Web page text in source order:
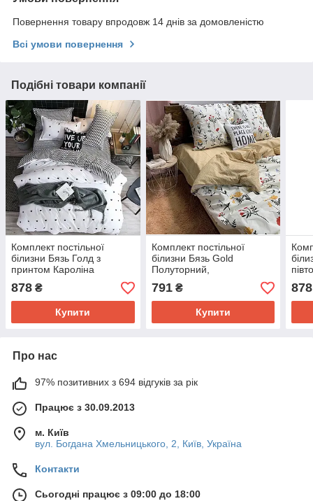
Повернення товару впродовж 14 днів за домовленістю
Всі умови повернення
Подібні товари компанії
Комплект постільної
білизни Бязь Голд з
принтом Кароліна
полуторний,двійка,євро,сім'я
878 ₴
Купити
Комплект постільної
білизни Бязь Gold
Полуторний,
Двоспальний, Євро, Сім'я
з принтом Анжела
791₴
Купити
878
Про нас
97% позитивних з 694 відгуків за рік
Працює з 30.09.2013
м. Київ
вул. Богдана Хмельницького, 2, Київ, Україна
Контакти
Сьогодні працює з 09:00 до 18:00